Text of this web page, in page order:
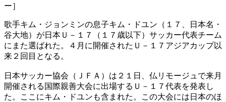
ー］
歌手キム・ジョンミンの息子キム・ドユン（１７、日本名・
谷大地）が日本Ｕ－１７（１７歳以下）サッカー代表チーム
にまた選ばれた。４月に開催されたＵ－１７アジアカップ以
来２回目となる。
日本サッカー協会（ＪＦＡ）は２１日、仏リモージュで来月
開催される国際親善大会に出場するＵ－１７代表を発表し
た。ここにキム・ドユンも含まれた。この大会には日本のほ